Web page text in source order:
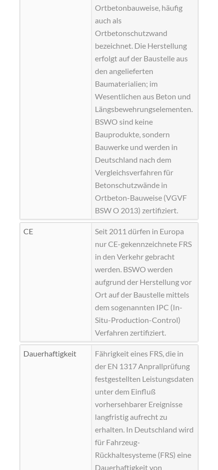
Ortbetonbauweise, häufig
auch als
Ortbetonschutzwand
bezeichnet. Die Herstellung
erfolgt auf der Baustelle aus
den angelieferten
Baumaterialien; im
Wesentlichen aus Beton und
Längsbewehrungselementen.
BSWO sind keine
Bauprodukte, sondern
Bauwerke und werden in
Deutschland nach dem
Vergleichsverfahren für
Betonschutzwände in
Ortbeton-Bauweise (VGVF
BSW O 2013) zertifiziert.
CE
Seit 2011 dürfen in Europa
nur CE-gekennzeichnete FRS
in den Verkehr gebracht
werden. BSWO werden
aufgrund der Herstellung vor
Ort auf der Baustelle mittels
dem sogenannten IPC (In-
Situ-Production-Control)
Verfahren zertifiziert.
Dauerhaftigkeit
Fährigkeit eines FRS, die in
der EN 1317 Anprallprüfung
festgestellten Leistungsdaten
unter dem Einfluß
vorhersehbarer Ereignisse
langfristig aufrecht zu
erhalten. In Deutschland wird
für Fahrzeug-
Rückhaltesysteme (FRS) eine
Dauerhaftigkeit von